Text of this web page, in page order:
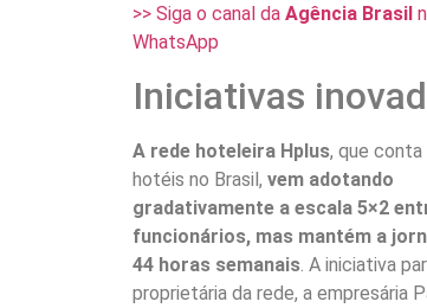
>> Siga o canal daAgência Brasil
WhatsApp
Iniciativas
A rede hoteleira Hplus, que
hotéis no Brasil,vem adotando
gradativamente a escala 5×2
funcionários, mas mantém a
44 horas semanais. A iniciativa
proprietária da rede, a empresária